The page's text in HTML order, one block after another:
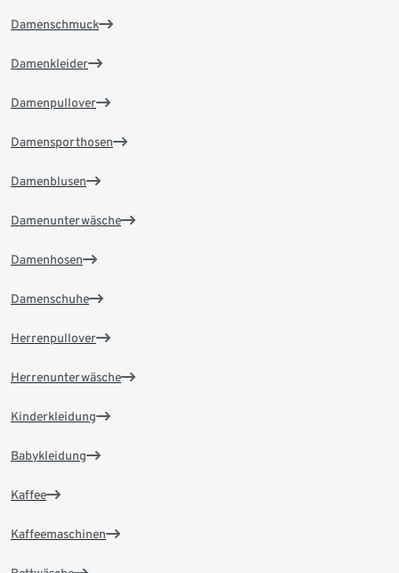
Damenschmuck
Damenkleider
Damenpullover
Damensporthosen
Damenblusen
Damenunterwäsche
Damenhosen
Damenschuhe
Herrenpullover
Herrenunterwäsche
Kinderkleidung
Babykleidung
Kaffee
Kaffeemaschinen